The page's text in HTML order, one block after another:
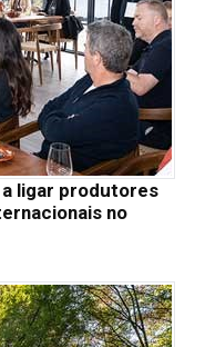
ligar produtores
no